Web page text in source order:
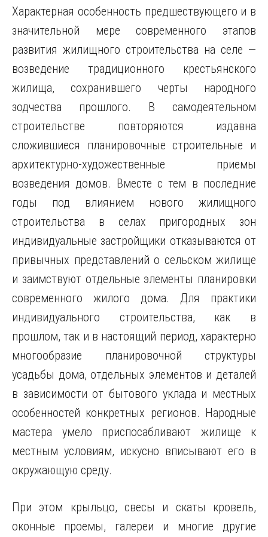
Характерная особенность предшествующего и в
значительной мере современного этапов
развития жилищного строительства на селе —
возведение традиционного крестьянского
жилища, сохранившего черты народного
зодчества прошлого. В самодеятельном
строительстве повторяются издавна
сложившиеся планировочные строительные и
архитектурно-художественные приемы
возведения домов. Вместе с тем в последние
годы под влиянием нового жилищного
строительства в селах пригородных зон
индивидуальные застройщики отказываются от
привычных представлений о сельском жилище
и заимствуют отдельные элементы планировки
современного жилого дома. Для практики
индивидуального строительства, как в
прошлом, так и в настоящий период, характерно
многообразие планировочной структуры
усадьбы дома, отдельных элементов и деталей
в зависимости от бытового уклада и местных
особенностей конкретных регионов. Народные
мастера умело приспосабливают жилище к
местным условиям, искусно вписывают его в
окружающую среду.
При этом крыльцо, свесы и скаты кровель,
оконные проемы, галереи и многие другие